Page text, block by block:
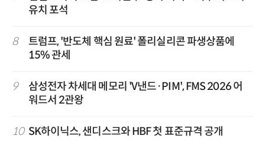
유치 포석
8
트럼프, '반도체 핵심 원료' 폴리실리콘 파생상품에
15% 관세
9
삼성전자 차세대 메모리 'V낸드·PIM', FMS 2026 어
워드서 2관왕
10 SK하이닉스, 샌디스크와 HBF 첫 표준규격 공개